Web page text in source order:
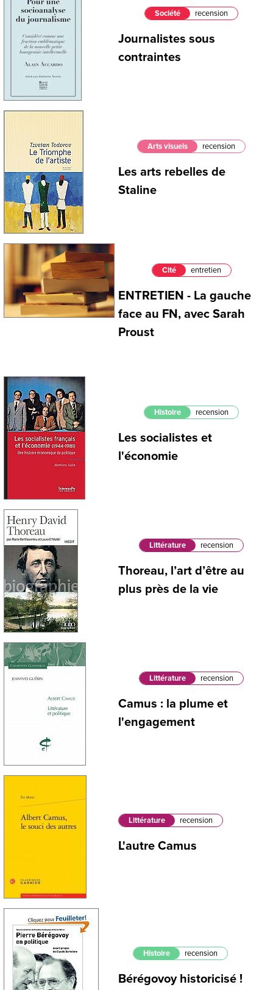
Société recension
Journalistes sous
contraintes
Arts visuels recension
Les arts rebelles de
Staline
Cité entretien
ENTRETIEN - La gauche
face au FN, avec Sarah
Proust
Histoire recension
Les socialistes et
l'économie
Littérature recension
Thoreau, l’art d’être au
plus près de la vie
Littérature recension
Camus : la plume et
l'engagement
Littérature recension
L'autre Camus
Histoire recension
Bérégovoy historicisé !